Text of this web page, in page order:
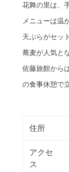
花舞の里は、
メニューは温
天ぷらがセッ
蕎麦が人気と
佐藤旅館から
の食事休憩で
住所
アクセ
ス